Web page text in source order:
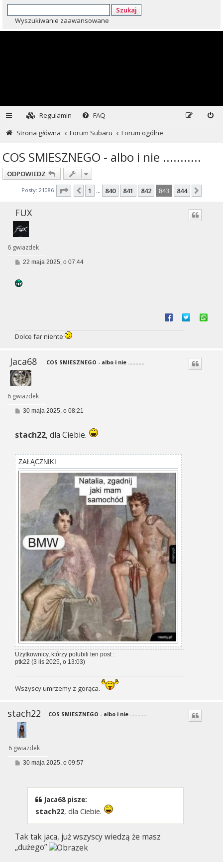
Szukaj
Wyszukiwanie zaawansowane
Regulamin
FAQ
Strona główna
Forum Subaru Forum ogólne
COS SMIESZNEGO - albo i nie ...........
ODPOWIEDZ
Posty: 21086 Strona 843 z844
Poprzednia
1 … 840 841 842 843 844
FUX
6 gwiazdek
P
t
22 maja 2025, o 07:44
Dolce far niente
Jaca68
6 gwiazdek
COS SMIESZNEGO - albo i nie ...........
P
t
30 maja 2025, o 08:21
stach22, dla Ciebie.
ZAŁĄCZNIKI
Użytkownicy, którzy polubili ten post :
ptk22 (3 lis 2025, o 13:03)
Wszyscy umrzemy z gorąca.
stach22
6 gwiazdek
COS SMIESZNEGO - albo i nie ...........
P30 maja 2025, o 09:57
Jaca68 pisze:
stach22, dla Ciebie.
Tak tak jaca, już wszyscy wiedzą że masz
„dużego”